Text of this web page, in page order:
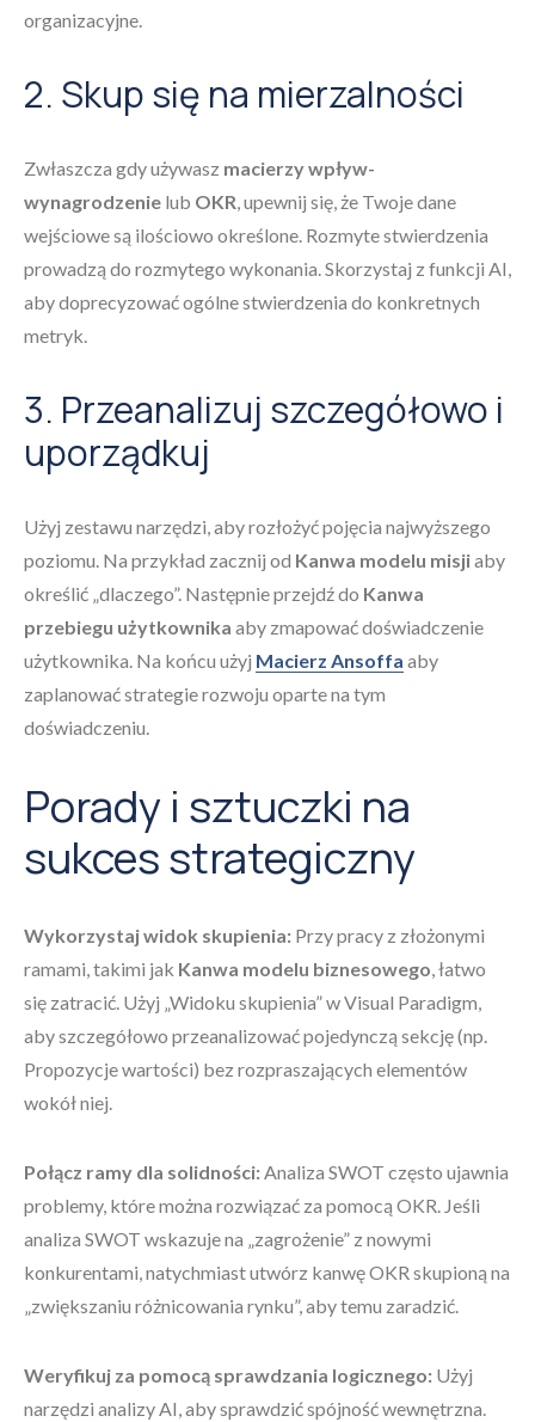
organizacyjne.
2. Skup się na mierzalności
Zwłaszcza gdy używasz macierzy wpływ-
wynagrodzenie lub OKR, upewnij się, że Twoje dane
wejściowe są ilościowo określone. Rozmyte stwierdzenia
prowadzą do rozmytego wykonania. Skorzystaj z funkcji AI,
aby doprecyzować ogólne stwierdzenia do konkretnych
metryk.
3. Przeanalizuj szczegółowo i
uporządkuj
Użyj zestawu narzędzi, aby rozłożyć pojęcia najwyższego
poziomu. Na przykład zacznij od Kanwa modelu misjiaby
określić „dlaczego”. Następnie przejdź do Kanwa
przebiegu użytkownika aby zmapować doświadczenie
użytkownika. Na końcu użyj Macierz Ansoffa aby
zaplanować strategie rozwoju oparte na tym
doświadczeniu.
Porady i sztuczki na
sukces strategiczny
Wykorzystaj widok skupienia: Przy pracy z złożonymi
ramami, takimi jak Kanwa modelu biznesowego, łatwo
się zatracić. Użyj „Widoku skupienia” w Visual Paradigm,
aby szczegółowo przeanalizować pojedynczą sekcję (np.
Propozycje wartości) bez rozpraszających elementów
wokół niej.
Połącz ramy dla solidności:Analiza SWOT często ujawnia
problemy, które można rozwiązać za pomocą OKR. Jeśli
analiza SWOT wskazuje na „zagrożenie” z nowymi
konkurentami, natychmiast utwórz kanwę OKR skupioną na
„zwiększaniu różnicowania rynku”, aby temu zaradzić.
Weryfikuj za pomocą sprawdzania logicznego: Użyj
narzędzi analizy AI, aby sprawdzić spójność wewnętrzna.